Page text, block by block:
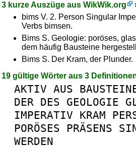
3 kurze Auszüge aus WikWik.org
bims V. 2. Person Singular
Verbs bimsen.
Bims S. Geologie: poröses,
dem häufig Bausteine
Bims S. Der Kram, der Plunder.
19 gültige Wörter aus 3
AKTIV AUS
DER DES GEOLOGIE
IMPERATIV KRAM
PORÖSES
PRÄSENS
WERDEN